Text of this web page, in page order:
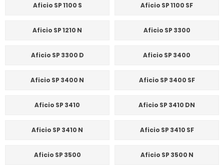
Aficio SP 1100 S Aficio SP 1100 SF
Aficio SP 1210 N Aficio SP 3300
Aficio SP 3300 D Aficio SP 3400
Aficio SP 3400 N Aficio SP 3400 SF
Aficio SP 3410 Aficio SP 3410 DN
Aficio SP 3410 N Aficio SP 3410 SF
Aficio SP 3500 Aficio SP 3500 N